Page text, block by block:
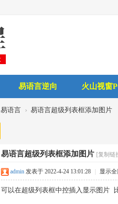
易语言逆向 火山视窗
易语言 › 易语言超级列表框添加图片
易语言超级列表框添加图片 [复制链
admin 发表于 2022-4-24 13:01:28 显示
可以在超级列表框中控插入显示图片